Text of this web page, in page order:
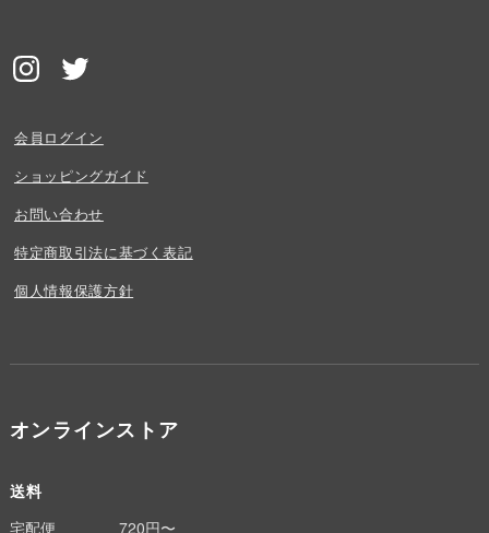
会員ログイン
ショッピングガイド
お問い合わせ
特定商取引法に基づく表記
個人情報保護方針
オンラインストア
送料
宅配便
720円〜